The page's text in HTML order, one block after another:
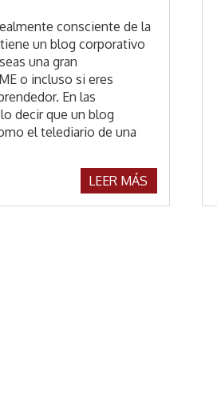
consciente de la
un blog corporativo
una gran
o incluso si eres
En las
decir que un blog
el telediario de una
LEER MÁS